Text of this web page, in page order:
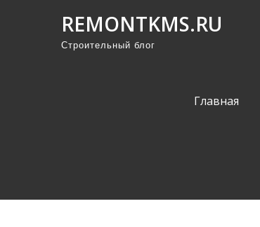
REMONTKMS.RU
Строительный блог
Главная